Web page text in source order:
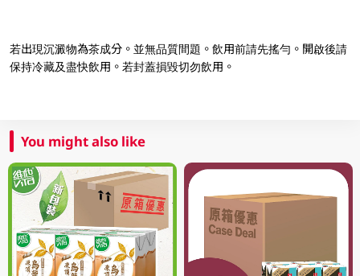
若出現沉澱物為茶成分。並無品質間題。飲用前請先搖勻。開啟後請
保持冷藏及盡快飲用。若封蓋損毀切勿飲用。
You might also like